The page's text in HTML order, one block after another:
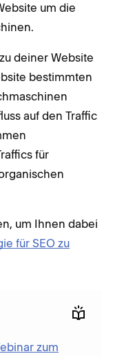
um die
deiner Website
bestimmten
auf den Traffic
für
um Ihnen dabei
für SEO zu
zum